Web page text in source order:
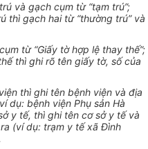
và gạch cụm từ “tạm trú”;
thì gạch hai từ “thường trú” và
từ “Giấy tờ hợp lệ thay thế”;
thì ghi rõ tên giấy tờ, số của
thì ghi tên bệnh viện và địa
dụ: bệnh viện Phụ sản Hà
y tế, thì ghi tên cơ sở y tế và
(ví dụ: trạm y tế xã Đình